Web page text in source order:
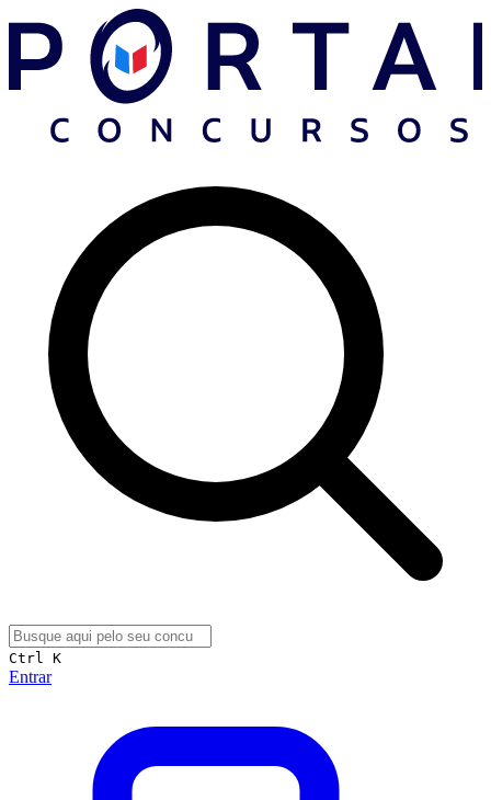
Ctrl K
Entrar